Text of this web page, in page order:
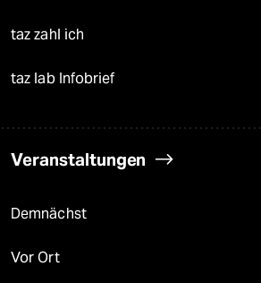
taz zahl ich
taz lab Infobrief
Veranstaltungen
Demnächst
Vor Ort